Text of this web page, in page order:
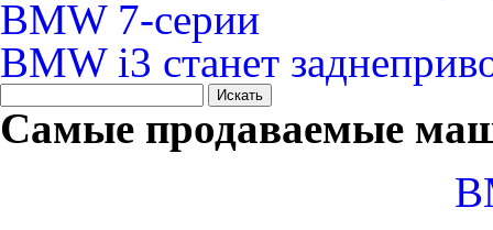
BMW 7-cерии
BMW i3 станет
Самые продаваемые